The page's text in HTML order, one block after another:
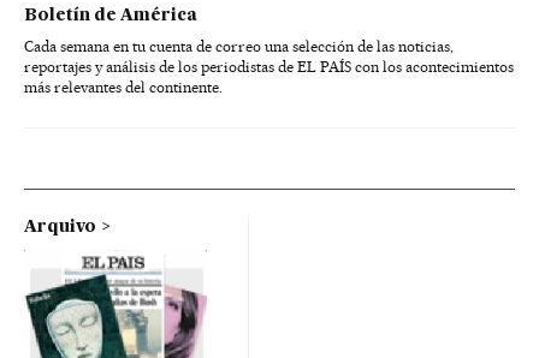
Boletín de América
Cada semana en tu cuenta de correo una selección de las noticias,
reportajes y análisis de los periodistas de EL PAÍS con los acontecimientos
más relevantes del continente.
Arquivo